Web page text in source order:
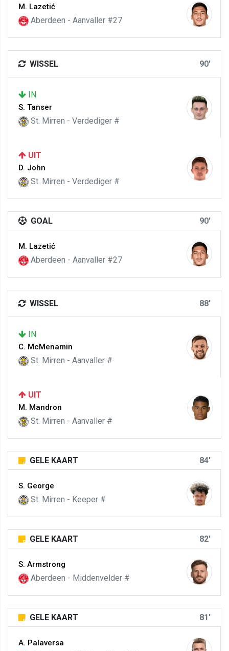
M. Lazetić
Aberdeen - Aanvaller #27
WISSEL 90'
IN
S. Tanser
St. Mirren - Verdediger #
UIT
D. John
St. Mirren - Verdediger #
GOAL 90'
M. Lazetić
Aberdeen - Aanvaller #27
WISSEL 88'
IN
C. McMenamin
St. Mirren - Aanvaller #
UIT
M. Mandron
St. Mirren - Aanvaller #
GELE KAART 84'
S. George
St. Mirren - Keeper #
GELE KAART 82'
S. Armstrong
Aberdeen - Middenvelder #
GELE KAART 81'
A. Palaversa